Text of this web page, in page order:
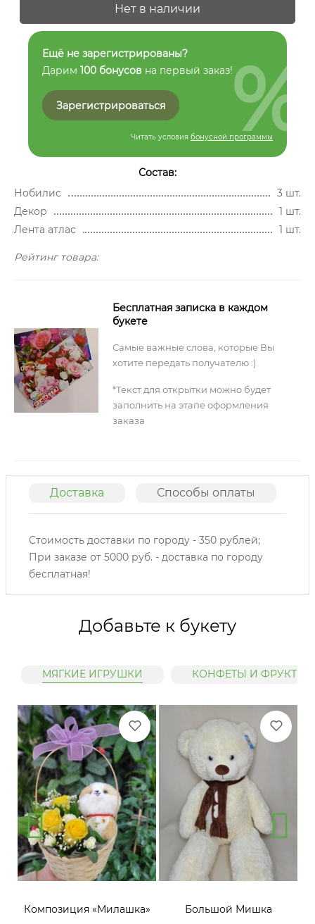
Нет в наличии
Ещё не зарегистрированы?
Дарим 100 бонусов на первый заказ!
Зарегистрироваться
Читать условия бонусной программы
%
Состав:
Нобилис
3 шт.
Декор
1 шт.
Лента атлас
1 шт.
Рейтинг товара:
Бесплатная записка в каждом
букете
Самые важные слова, которые Вы
хотите передать получателю :)
*Текст для открытки можно будет
заполнить на этапе оформления
заказа
Доставка Способы оплаты
Стоимость доставки по городу - 350 рублей;
При заказе от 5000 руб. - доставка по городу
бесплатная!
Добавьте к букету
МЯГКИЕ ИГРУШКИ КОНФЕТЫ И ФРУКТЫ
Композиция «Милашка» Большой Мишка